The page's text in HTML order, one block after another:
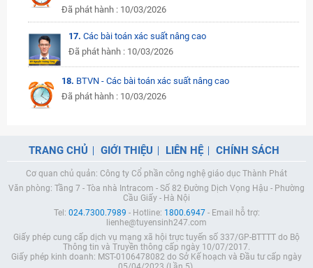
Đã phát hành : 10/03/2026
17. Các bài toán xác suất nâng cao
Đã phát hành : 10/03/2026
18. BTVN - Các bài toán xác suất nâng cao
Đã phát hành : 10/03/2026
TRANG CHỦ GIỚI THIỆU LIÊN HỆ CHÍNH SÁCH
Cơ quan chủ quản: Công ty Cổ phần công nghệ giáo dục Thành Phát
Văn phòng: Tầng 7 - Tòa nhà Intracom - Số 82 Đường Dịch Vọng Hậu - Phường
Cầu Giấy - Hà Nội
Tel: 024.7300.7989 - Hotline: 1800.6947- Email hỗ trợ:
lienhe@tuyensinh247.com
Giấy phép cung cấp dịch vụ mạng xã hội trực tuyến số 337/GP-BTTTT do Bộ
Thông tin và Truyền thông cấp ngày 10/07/2017.
Giấy phép kinh doanh: MST-0106478082 do Sở Kế hoạch và Đầu tư cấp ngày